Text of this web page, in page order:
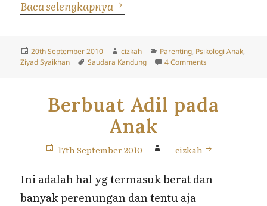
Baca selengkapnya Box Bayi dan “Ibo Ati”
Posted
on
20th September 2010 Author
cizkah Categories
Parenting, Psikologi Anak,
Ziyad Syaikhan
Tags
Saudara Kandung 4 Commentson Box Bayi dan
Berbuat Adil pada
Anak
17th September 2010 —cizkah
Ini adalah hal yg termasuk berat dan
banyak perenungan dan tentu aja